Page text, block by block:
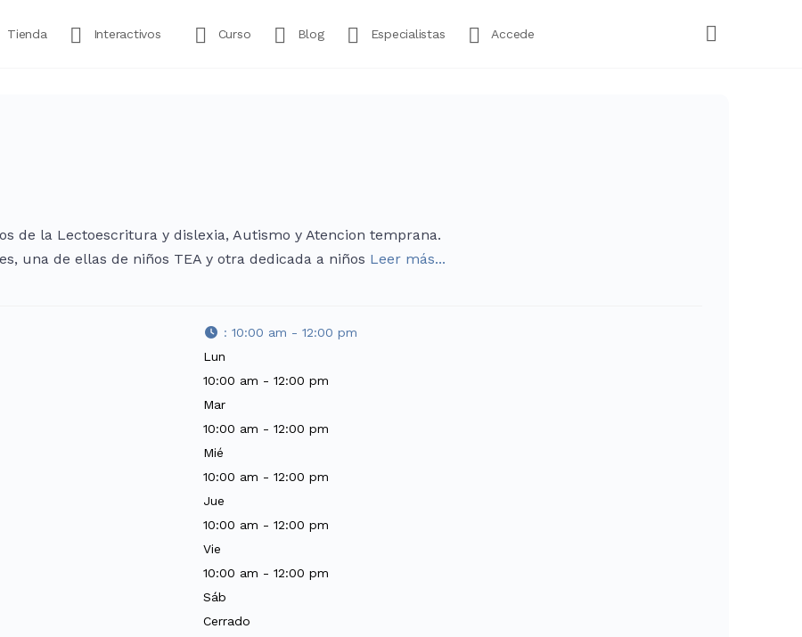
Tienda Interactivos Curso Blog Especialistas Accede
de la Lectoescritura y dislexia, Autismo y Atencion temprana.
una de ellas de niños TEA y otra dedicada a niños Leer más...
: 10:00 am - 12:00 pm
Lun
10:00 am - 12:00 pm
Mar
10:00 am - 12:00 pm
Mié
10:00 am - 12:00 pm
Jue
10:00 am - 12:00 pm
Vie
10:00 am - 12:00 pm
Sáb
Cerrado